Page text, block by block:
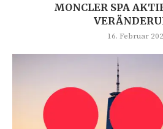
MONCLER SPA
16. Februar